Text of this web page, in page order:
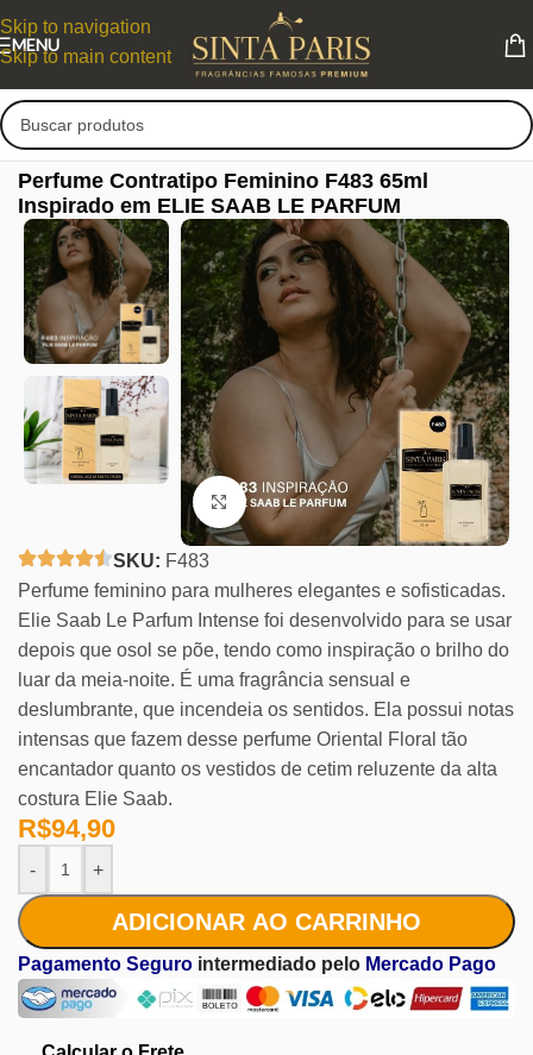
Skip to navigation
Skip to main content
MENU
Perfume Contratipo Feminino F483 65ml
Inspirado em ELIE SAAB LE PARFUM
Clique para ampliar
SKU: F483
Perfume feminino para mulheres elegantes e sofisticadas.
Elie Saab Le Parfum Intense foi desenvolvido para se usar
depois que osol se põe, tendo como inspiração o brilho do
luar da meia-noite. É uma fragrância sensual e
deslumbrante, que incendeia os sentidos. Ela possui notas
intensas que fazem desse perfume Oriental Floral tão
encantador quanto os vestidos de cetim reluzente da alta
costura Elie Saab.
R$94,90
- +
ADICIONAR AO CARRINHO
Pagamento Seguro intermediado pelo Mercado Pago